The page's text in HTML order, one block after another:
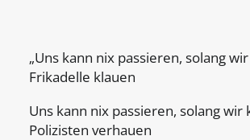
„Uns kann nix passieren, solang
Frikadelle klauen
Uns kann nix passieren, solang wir
Polizisten verhauen